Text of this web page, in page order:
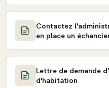
Contactez
en place un
Lettre de demande
d'habitation